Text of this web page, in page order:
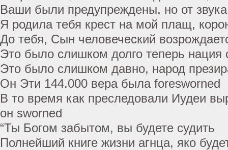
Ваши были предупреждены, но от звука
Я родила тебя крест на мой плащ,
До тебя, Сын человеческий
Это было слишком долго теперь нация
Это было слишком давно, народ
Он Эти 144.000 вера была foresworned
В то время как преследовали Иудеи
он sworned
“Ты Богом забытом, вы будете судить
Полнейший книге жизни агнца, яко